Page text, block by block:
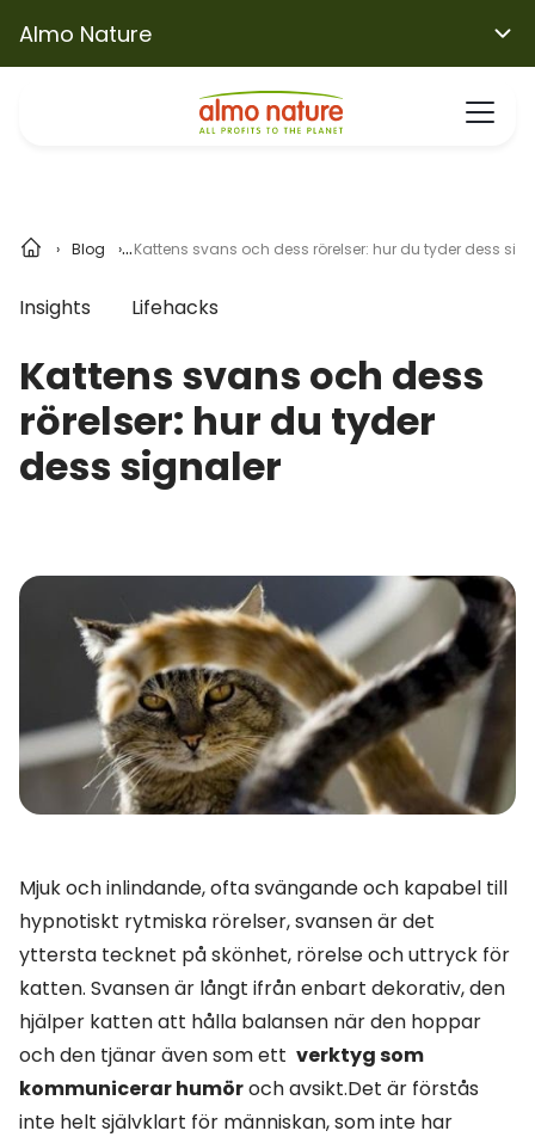
Almo Nature
Blog Kattens svans och dess rörelser: hur du tyder dess
Insights Lifehacks
Kattens svans och dess
rörelser: hur du tyder
dess signaler
Mjuk och inlindande, ofta svängande och kapabel till
hypnotiskt rytmiska rörelser, svansen är det
yttersta tecknet på skönhet, rörelse och uttryck för
katten. Svansen är långt ifrån enbart dekorativ, den
hjälper katten att hålla balansen när den hoppar
och den tjänar även som ett verktyg som
kommunicerar humöroch avsikt.Det är förstås
inte helt självklart för människan, som inte har